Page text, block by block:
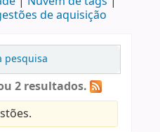
de aquisição
pesquisa
2 resultados.